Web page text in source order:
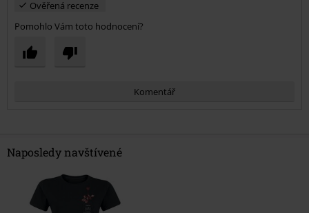
Ověřená recenze
Pomohlo Vám toto hodnocení?
Komentář
Naposledy navštívené